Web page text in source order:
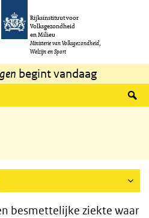
Rijksinstituut voor
Volksgezondheid
en Milieu
Ministerie van Volksgezondheid,
Welzijn en Sport
begint vandaag
besmettelijke ziekte waar